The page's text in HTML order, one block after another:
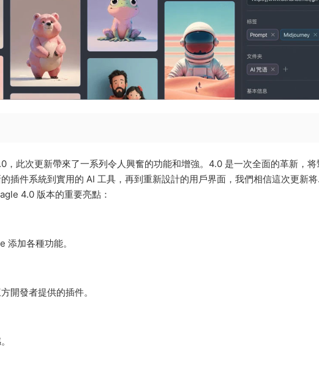
，此次更新帶來了一系列令人興奮的功能和增強。4.0 是一次全面的革新，将
插件系統到實用的 AI 工具，再到重新設計的用戶界面，我們相信這次更新
4.0 版本的重要亮點：
添加各種功能。
開發者提供的插件。